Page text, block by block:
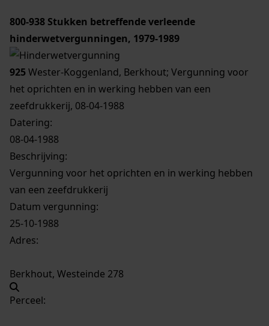
800-938 Stukken betreffende verleende
hinderwetvergunningen, 1979-1989
925Wester-Koggenland, Berkhout; Vergunning voor
het oprichten en in werking hebben van een
zeefdrukkerij, 08-04-1988
Datering:
08-04-1988
Beschrijving:
Vergunning voor het oprichten en in werking hebben
van een zeefdrukkerij
Datum vergunning:
25-10-1988
Adres:
Berkhout, Westeinde 278
Perceel: